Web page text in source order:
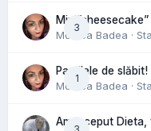
3
Monica Badea ·
1
Pastilele de slăbit!
Monica Badea ·
Am inceput